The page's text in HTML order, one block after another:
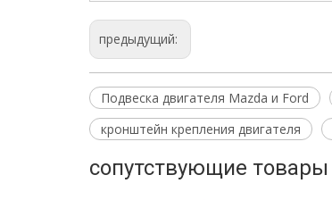
предыдущий:
Подвеска двигателя Mazda и Ford
кронштейн крепления двигателя
сопутствующие товары